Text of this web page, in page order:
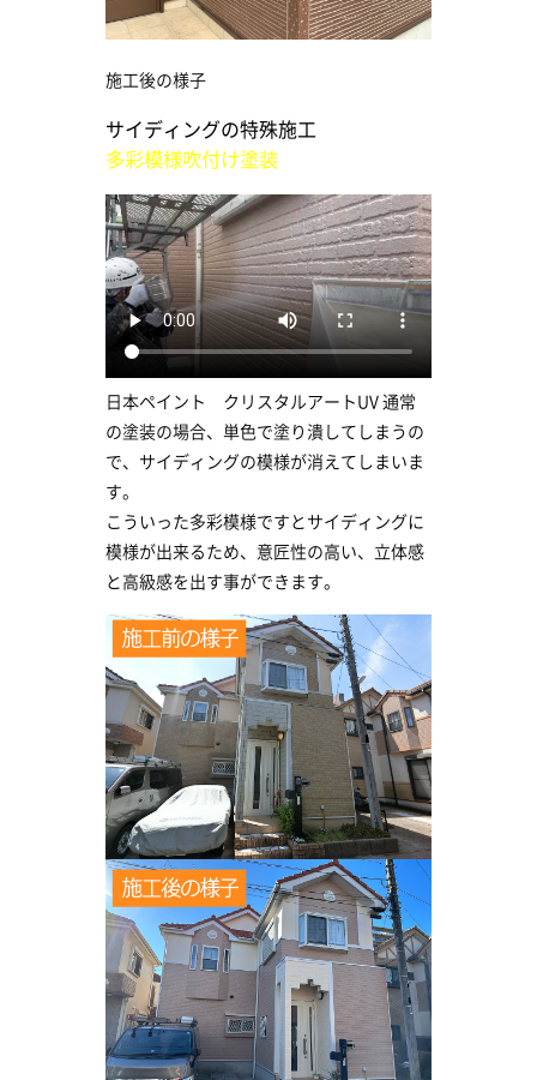
施工後の様子
サイディングの特殊施工
多彩模様吹付け塗装
日本ペイント クリスタルアートUV 通常
の塗装の場合、単色で塗り潰してしまうの
で、サイディングの模様が消えてしまいま
す。
こういった多彩模様ですとサイディングに
模様が出来るため、意匠性の高い、立体感
と高級感を出す事ができます。